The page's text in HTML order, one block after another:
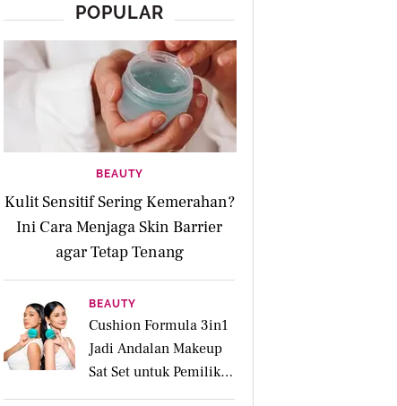
POPULAR
BEAUTY
Kulit Sensitif Sering Kemerahan?
Ini Cara Menjaga Skin Barrier
agar Tetap Tenang
BEAUTY
Cushion Formula 3in1
Jadi Andalan Makeup
Sat Set untuk Pemilik
Kulit Acne Prone